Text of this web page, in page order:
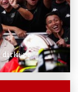
dirki po